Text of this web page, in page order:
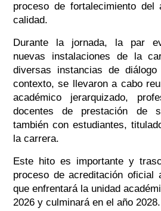
proceso de fortalecimiento del
calidad.
Durante la jornada, la par
nuevas instalaciones de la
diversas instancias de
contexto, se llevaron a cabo
académico jerarquizado,
docentes de prestación de
también con estudiantes,
la carrera.
Este hito es importante y
proceso de acreditación oficial
que enfrentará la unidad
2026 y culminará en el año 2028.